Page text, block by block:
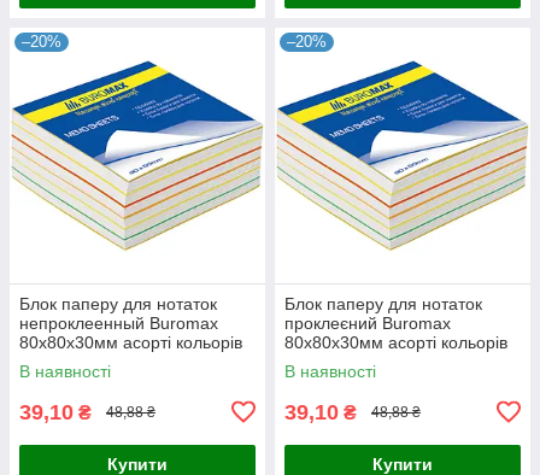
–20%
Блок паперу для нотаток
непроклеенный Buromax
80х80х30мм асорті кольорів
BM.2233
В наявності
39,10 ₴ 48,88 ₴
Купити
–20%
Блок паперу для нотаток
проклеєний Buromax
80х80х30мм асорті кольорів
BM.2232
В наявності
39,10 ₴ 48,88 ₴
Купити